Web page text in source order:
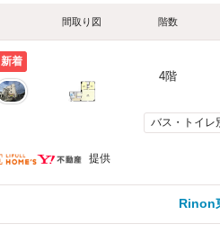
間取り図 階数
新着
4階
バス・トイレ
提供
Rinon